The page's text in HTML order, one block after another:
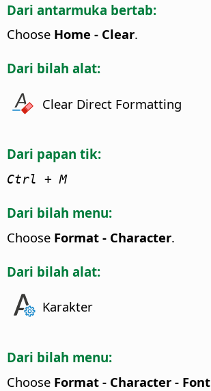
Dari antarmuka bertab:
Choose Home - Clear.
Dari bilah alat:
Clear Direct Formatting
Dari papan tik:
Ctrl + M
Dari bilah menu:
Choose Format - Character.
Dari bilah alat:
Karakter
Dari bilah menu:
Choose Format - Character - Font